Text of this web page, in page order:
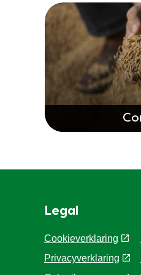
Legal
Cookieverklaring
Privacyverklaring